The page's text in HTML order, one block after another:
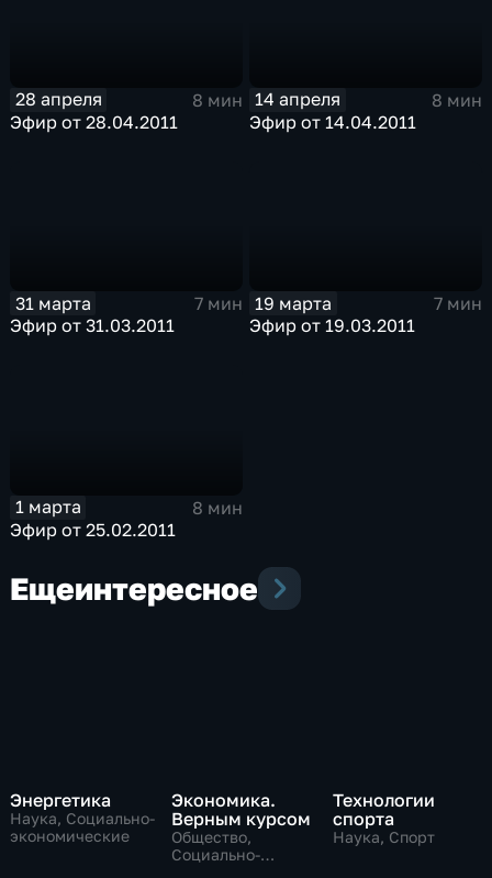
28 апреля
8 мин
Эфир от 28.04.2011
14 апреля
8 мин
Эфир от 14.04.2011
31 марта
7 мин
Эфир от 31.03.2011
19 марта
7 мин
Эфир от 19.03.2011
1 марта
8 мин
Эфир от 25.02.2011
Ещеинтересное
Энергетика
Наука, Социально-
экономические
Экономика.
Верным курсом
Общество,
Социально-
Технологии
спорта
Наука, Спорт